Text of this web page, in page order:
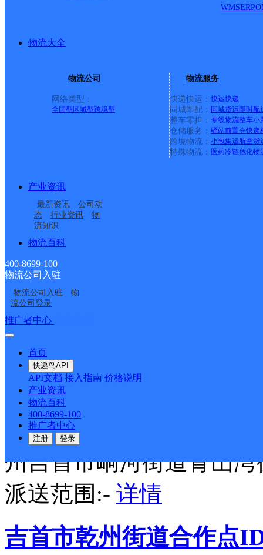
WMSERP
物流大全
物流公司
网络类型：
全国型 区域型跨境型
物流服务
快递快运： 快运快递
同城即配： 同城货运即时配
整车零担： 专线物流整车小
仓储服务： 驿站前置仓快递
跨境物流： 小包集运航空货
特殊物流： 医药冷链危化物
产业资讯
最新资讯
公司动
态
行业资讯
物
流知识
物流百科
400-8699-100
物流公司入驻
物流公司入驻
物
流公司登录
推广者中心
首页
快递鸟API
API文档 接入指南 价格说明
产业资讯
物流百科
400-8699-100
推广者中心
注册 登录
德邦快递 更多号码地址
州吉首市创新创业园快
派送范围:-
吉首市镇溪街道合作点
德邦快递
州吉首市镇溪街道G209(
派送范围:-
吉首市峒河街道合作点
德邦快递
州吉首市峒河街道青山
派送范围:- 详情
吉首市乾州街道合作点